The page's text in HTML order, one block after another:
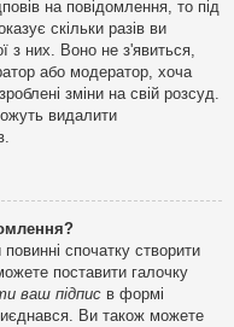
на повідомлення, то під
скільки разів ви
з них. Воно не з'явиться,
або модератор, хоча
зміни на свій розсуд.
видалити
спочатку створити
поставити галочку
ваш підпис в формі
Ви також можете